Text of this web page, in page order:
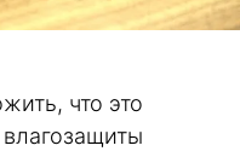
что это